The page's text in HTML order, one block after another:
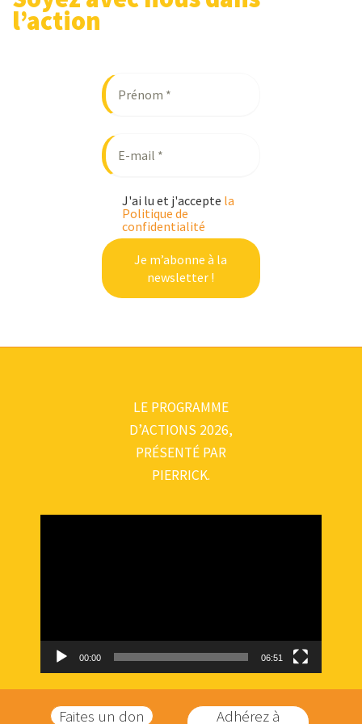
l’action
J'ai lu et j'accepte la
Politique de
confidentialité
LE PROGRAMME
D’ACTIONS 2026,
PRÉSENTÉ PAR
PIERRICK.
00:00 06:51
Faites un don Adhérez à